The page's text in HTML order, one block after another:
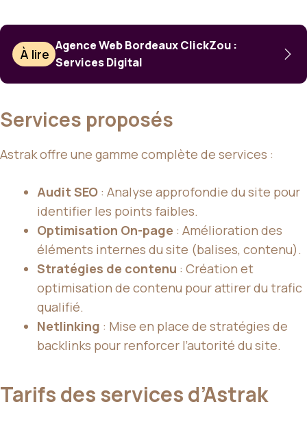
À lire
Agence Web Bordeaux ClickZou :
Services Digital
Services proposés
Astrak offre une gamme complète de services :
Audit SEO : Analyse approfondie du site pour
identifier les points faibles.
Optimisation On-page : Amélioration des
éléments internes du site (balises, contenu).
Stratégies de contenu : Création et
optimisation de contenu pour attirer du trafic
qualifié.
Netlinking : Mise en place de stratégies de
backlinks pour renforcer l’autorité du site.
Tarifs des services d’Astrak